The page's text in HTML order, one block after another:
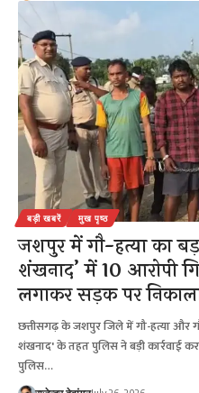
बड़ी खबरें मुख पृष्ठ
जशपुर में गौ-हत्या का
शंखनाद’ में 10 आरोपी
लगाकर सड़क पर
छत्तीसगढ़ के जशपुर जिले में गौ-हत्या
शंखनाद' के तहत पुलिस ने बड़ी कार्रवाई
पुलिस…